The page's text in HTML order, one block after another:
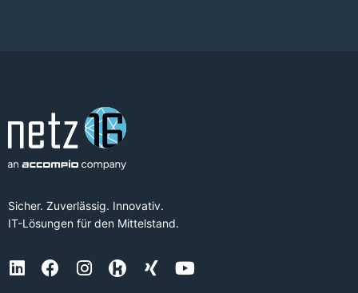
Sicher. Zuverlässig. Innovativ.
IT-Lösungen für den Mittelstand.